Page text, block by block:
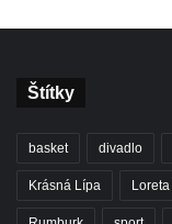
Štítky
basket divadlo
Krásná Lípa Loreta